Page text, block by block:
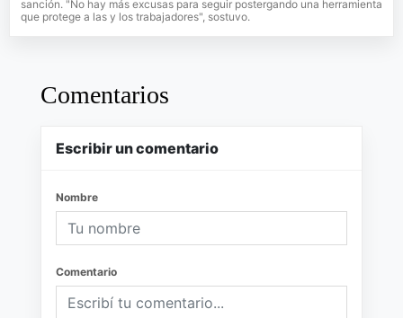
sanción. "No hay más excusas para seguir postergando una herramienta
que protege a las y los trabajadores", sostuvo.
Comentarios
Escribir un comentario
Nombre
Comentario